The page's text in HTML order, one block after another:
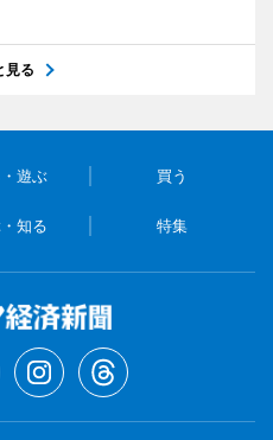
見る
遊ぶ 買う
知る 特集